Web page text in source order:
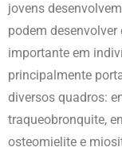
jovens
podem
importante em
principalmente
diversos quadros:
traqueobronquite,
osteomielite e